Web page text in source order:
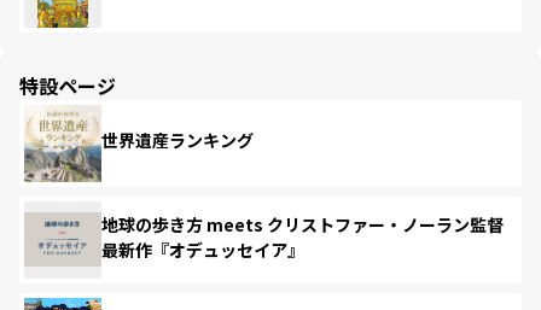
特設ページ
世界遺産ランキング
地球の歩き方 meets クリストファー・ノーラン監督
最新作『オデュッセイア』